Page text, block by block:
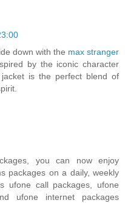
down with the max stranger
by the iconic character
is the perfect blend of
you can now enjoy
packages on a daily, weekly
ufone call packages, ufone
ufone internet packages